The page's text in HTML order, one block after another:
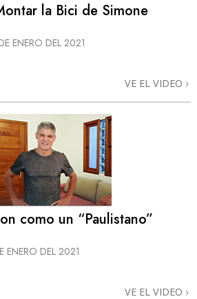
la Bici de Simone
ENERO DEL 2021
VE EL VIDEO
como un “Paulistano”
ENERO DEL 2021
VE EL VIDEO